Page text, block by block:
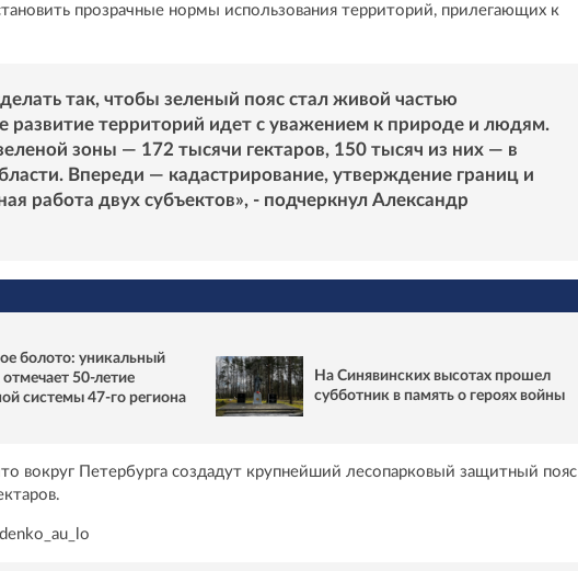
прозрачные нормы использования территорий, прилегающих к
так, чтобы зеленый пояс стал живой частью
развитие территорий идет с уважением к природе и людям.
зоны — 172 тысячи гектаров, 150 тысяч из них — в
Впереди — кадастрирование, утверждение границ и
работа двух субъектов», - подчеркнул Александр
болото: уникальный
отмечает 50-летие
системы 47-го региона
На Синявинских высотах прошел
субботник в память о героях войны
вокруг Петербурга создадут крупнейший лесопарковый защитный пояс